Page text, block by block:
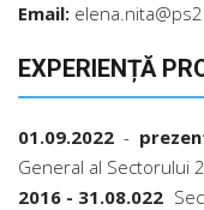
Email:
EXPERIENȚĂ
01.09.2022 -
General al Sectorului
2016 - 31.08.022